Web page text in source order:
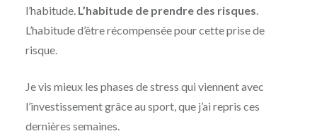
l’habitude. L’habitude de prendre des risques.
L’habitude d’être récompensée pour cette prise de
risque.
Je vis mieux les phases de stress qui viennent avec
l’investissement grâce au sport, que j’ai repris ces
dernières semaines.